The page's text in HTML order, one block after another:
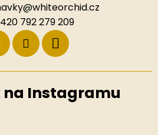
@whiteorchid.cz
792 279 209
na Instagramu